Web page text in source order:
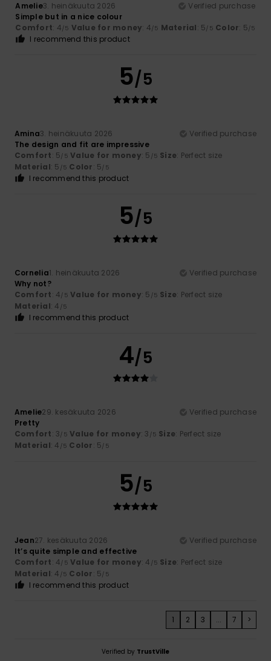
Amelie3. heinäkuuta 2026
Verified purchase
Simple but in a nice colour
Comfort: 4/5 Value for money: 4/5 Material: 5/5 Color: 5/5
I recommend this product
5/5
Amina3. heinäkuuta 2026
Verified purchase
The design and fit are impressive
Comfort: 5/5 Value for money: 5 /5 Size: Perfect size
Material: 5 /5 Color: 5/5
I recommend this product
5/5
Cornelia1. heinäkuuta 2026
Verified purchase
Why not?
Comfort: 4/5 Value for money: 5 /5 Size: Perfect size
Material: 4 /5
I recommend this product
4/5
Amelie29. kesäkuuta 2026
Verified purchase
Pretty
Comfort: 3/5 Value for money: 3 /5 Size: Perfect size
Material: 4 /5 Color: 5/5
5/5
Jean27. kesäkuuta 2026
Verified purchase
It’s quite simple and effective
Comfort: 4/5 Value for money: 4 /5 Size: Perfect size
Material: 4 /5 Color: 5/5
I recommend this product
1 2 3 ... 7 >
Verified by TrustVille